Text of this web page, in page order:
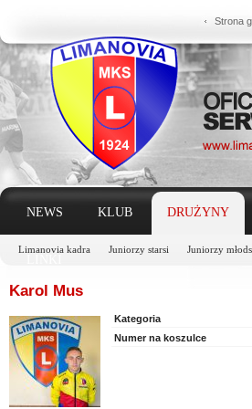
Strona
NEWS KLUB DRUŻYNY
Limanovia kadra Juniorzy starsi Juniorzy
Karol Mus
Kategoria
Numer na koszulce